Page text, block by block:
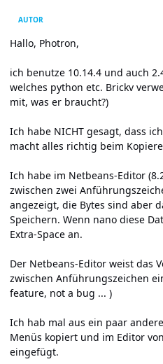
AUTOR
Hallo, Photron,
ich benutze 10.14.4 und auch
welches python etc. Brickv
mit, was er braucht?)
Ich habe NICHT gesagt, dass
macht alles richtig beim
Ich habe im Netbeans-Editor
zwischen zwei
angezeigt, die Bytes sind aber
Speichern. Wenn nano diese
Extra-Space an.
Der Netbeans-Editor weist das
zwischen Anführungszeichen
feature, not a bug ... )
Ich hab mal aus ein paar
Menüs kopiert und im Editor
eingefügt.